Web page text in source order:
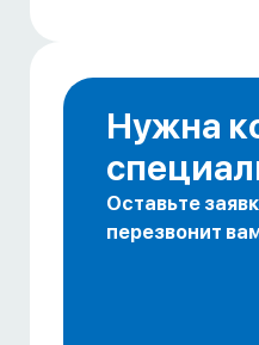
Нужна
Оставьте
перезвонит